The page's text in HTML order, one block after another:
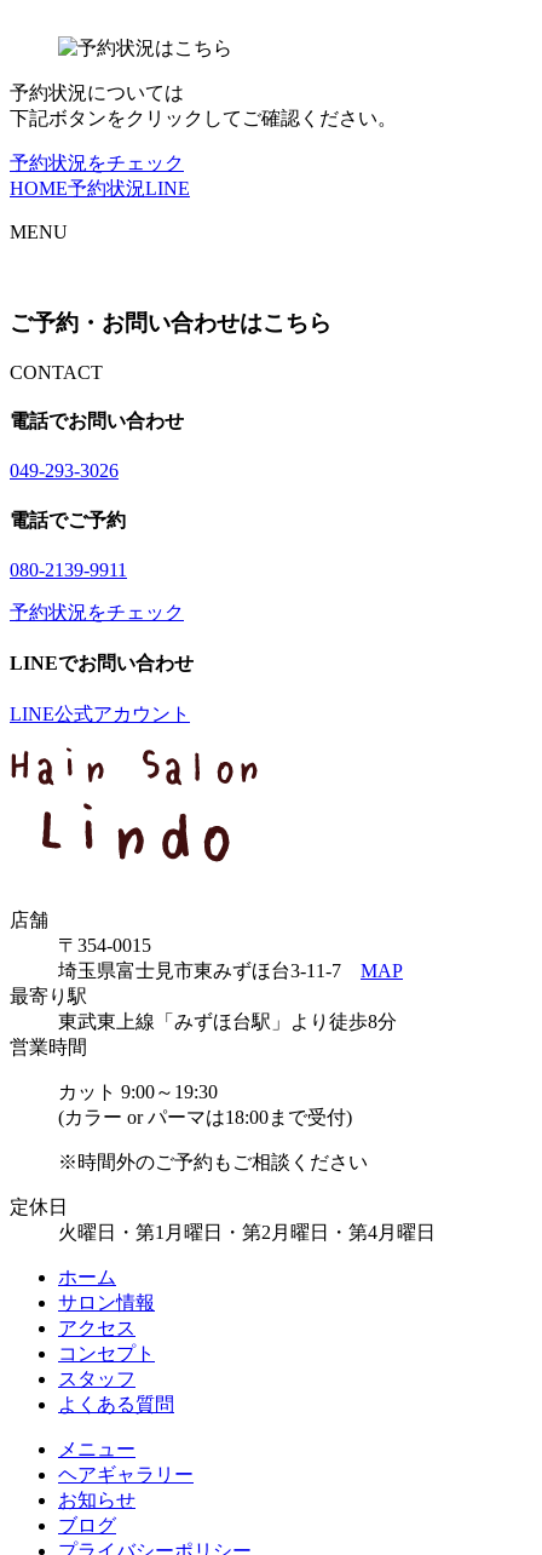
予約状況については
下記ボタンをクリックしてご確認ください。
予約状況をチェック
HOME予約状況LINE
MENU
ご予約・お問い合わせはこちら
CONTACT
電話でお問い合わせ
049-293-3026
電話でご予約
080-2139-9911
予約状況をチェック
LINEでお問い合わせ
LINE公式アカウント
店舗
〒354-0015
埼玉県富士見市東みずほ台3-11-7 MAP
最寄り駅
東武東上線「みずほ台駅」より徒歩8分
営業時間
カット 9:00～19:30
(カラー or パーマは18:00まで受付)
※時間外のご予約もご相談ください
定休日
火曜日・第1月曜日・第2月曜日・第4月曜日
ホーム
サロン情報
アクセス
コンセプト
スタッフ
よくある質問
メニュー
ヘアギャラリー
お知らせ
ブログ